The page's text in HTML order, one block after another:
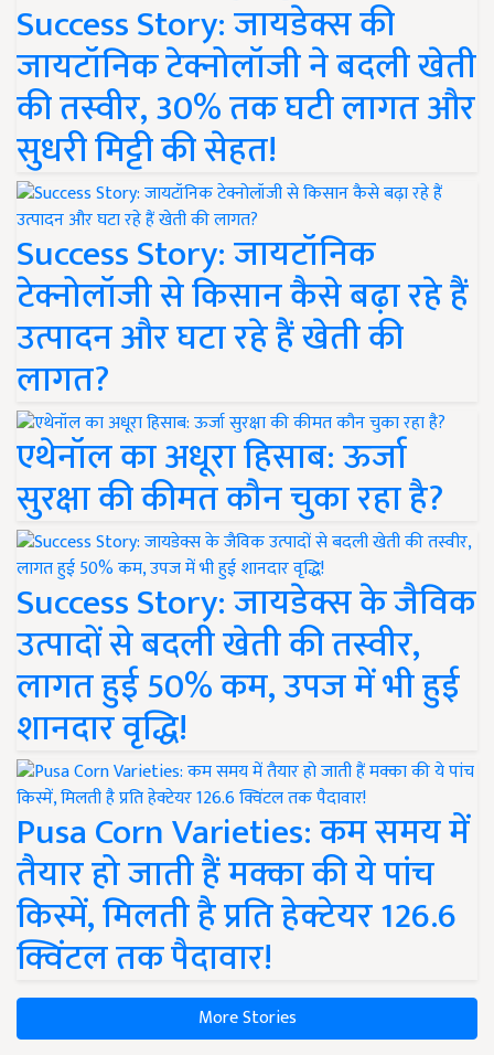
Success Story: जायडेक्स की
जायटॉनिक टेक्नोलॉजी ने बदली खेती
की तस्वीर, 30% तक घटी लागत और
सुधरी मिट्टी की सेहत!
Success Story: जायटॉनिक
टेक्नोलॉजी से किसान कैसे बढ़ा रहे हैं
उत्पादन और घटा रहे हैं खेती की
लागत?
एथेनॉल का अधूरा हिसाब: ऊर्जा
सुरक्षा की कीमत कौन चुका रहा है?
Success Story: जायडेक्स के जैविक
उत्पादों से बदली खेती की तस्वीर,
लागत हुई 50% कम, उपज में भी हुई
शानदार वृद्धि!
Pusa Corn Varieties: कम समय में
तैयार हो जाती हैं मक्का की ये पांच
किस्में, मिलती है प्रति हेक्टेयर 126.6
क्विंटल तक पैदावार!
More Stories